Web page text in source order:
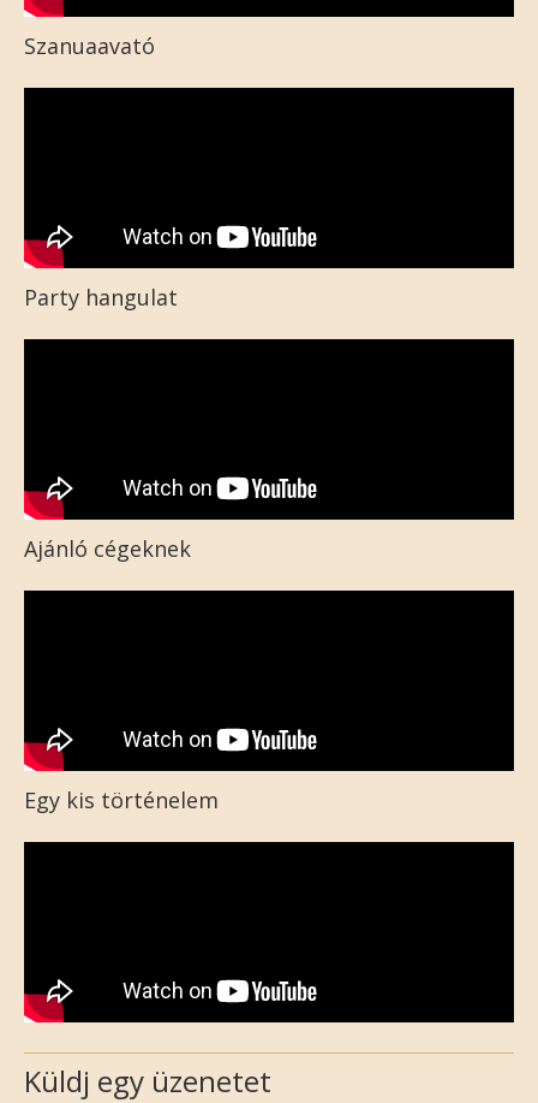
Szanuaavató
Party hangulat
Ajánló cégeknek
Egy kis történelem
Küldj egy üzenetet